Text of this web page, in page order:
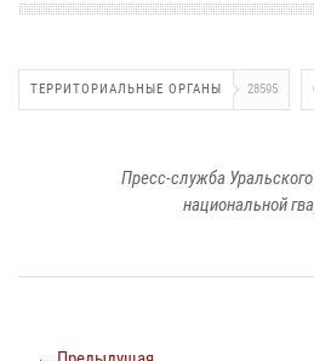
ТЕРРИТОРИАЛЬНЫЕ ОРГАНЫ 28595
Пресс-служба
национальной